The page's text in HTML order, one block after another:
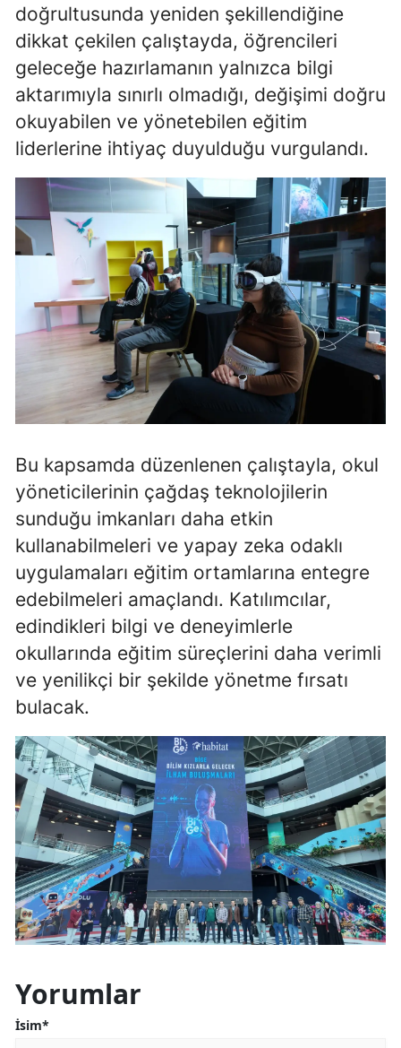
Malatya
Manisa
Kahramanmaraş
Mardin
Muğla
Muş
Nevşehir
Niğde
Ordu
Rize
Sakarya
Siirt
Sinop
Sivas
Tekirdağ
Tokat
Trabzon
Tunceli
Uşak
Van
Yozgat
Zonguldak
Aksaray
Bayburt
doğrultusunda yeniden şekillendiğine
dikkat çekilen çalıştayda, öğrencileri
geleceğe hazırlamanın yalnızca bilgi
aktarımıyla sınırlı olmadığı, değişimi doğru
okuyabilen ve yönetebilen eğitim
liderlerine ihtiyaç duyulduğu vurgulandı.
Bu kapsamda düzenlenen çalıştayla, okul
yöneticilerinin çağdaş teknolojilerin
sunduğu imkanları daha etkin
kullanabilmeleri ve yapay zeka odaklı
uygulamaları eğitim ortamlarına entegre
edebilmeleri amaçlandı. Katılımcılar,
edindikleri bilgi ve deneyimlerle
okullarında eğitim süreçlerini daha verimli
ve yenilikçi bir şekilde yönetme fırsatı
bulacak.
Yorumlar
İsim*